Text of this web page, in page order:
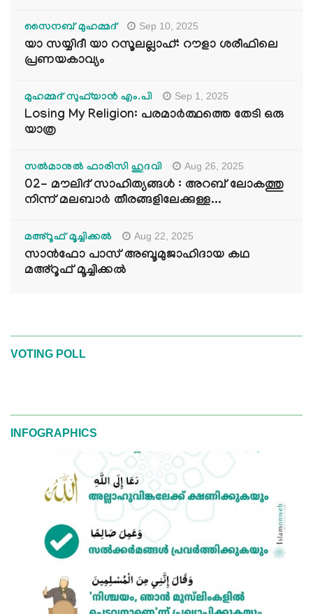
സൈനബ് മുഹമ്മദ് Sep 10, 2025
യാ സയ്യിദീ യാ റസൂലല്ലാഹ്: റൗളാ ശരീഫിലെ
പ്രണയകാവ്യം
മുഹമ്മദ് സുഫ്‌യാൻ എം.പി Sep 1, 2025
Losing My Religion: പരമാർത്ഥത്തെ തേടി ഒരു
യാത്ര
സൽമാനുൽ ഫാരിസി ഹുദവി Aug 26, 2025
02- മൗലിദ് സാഹിത്യങ്ങൾ : അറബ് ലോകത്തു
നിന്ന് മലബാർ തീരങ്ങളിലേക്കുള്ള...
മഅ്റൂഫ് മൂച്ചിക്കല്‍ Aug 22, 2025
സാൻഫോ പാസ് അബൂമുജാഹിദായ കഥ
മഅ്റൂഫ് മൂച്ചിക്കല്‍
VOTING POLL
INFOGRAPHICS